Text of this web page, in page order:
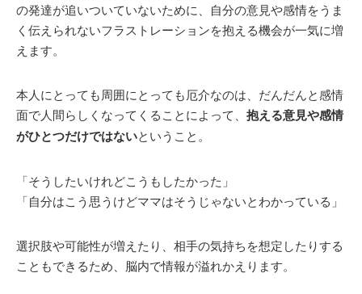
の発達が追いついていないために、自分の意見や感情をうま
く伝えられないフラストレーションを抱える機会が一気に増
えます。
本人にとっても周囲にとっても厄介なのは、だんだんと感情
面で人間らしくなってくることによって、 抱える意見や感情
がひとつだけではないということ。
「そうしたいけれどこうもしたかった」
「自分はこう思うけどママはそうじゃないとわかっている」
選択肢や可能性が増えたり、相手の気持ちを想定したりする
こともできるため、脳内で情報が溢れかえります。